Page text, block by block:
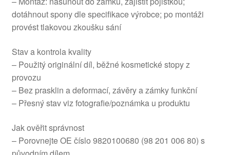
dotáhnout spony dle specifikace výrobce; po montáži
provést tlakovou zkoušku sání
Stav a kontrola kvality
– Použitý originální díl, běžné kosmetické stopy z
provozu
– Bez prasklin a deformací, závěry a zámky funkční
– Přesný stav viz fotografie/poznámka u produktu
Jak ověřit správnost
– Porovnejte OE číslo 9820100680 (98 201 006 80) s